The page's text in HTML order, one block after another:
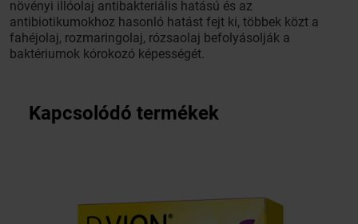
növényi illóolaj antibakteriális hatású és az
antibiotikumokhoz hasonló hatást fejt ki, többek közt a
fahéjolaj, rozmaringolaj, rózsaolaj befolyásolják a
baktériumok kórokozó képességét.
Kapcsolódó termékek